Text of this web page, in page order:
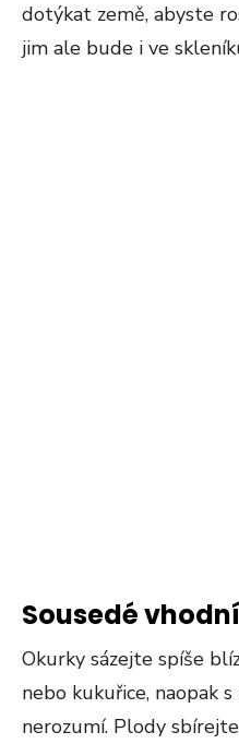
dotýkat země, abyste
jim ale bude i ve
Sousedé
Okurky sázejte spíše
nebo kukuřice, naopak
nerozumí. Plody